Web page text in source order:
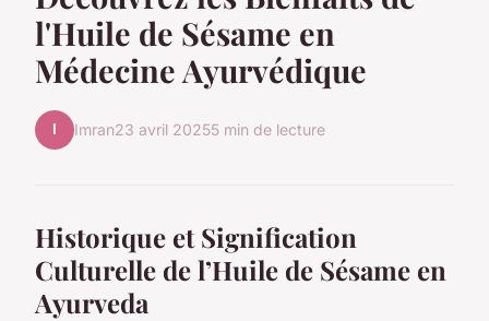
l'Huile de Sésame en
Médecine Ayurvédique
I Imran23 avril 20255 min de lecture
Historique et Signification
Culturelle de l’Huile de Sésame en
Ayurveda